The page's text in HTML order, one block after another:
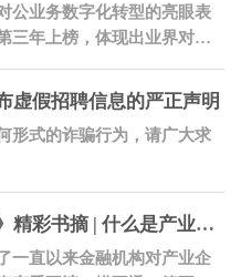
公业务数字化转型的亮眼表
三年上榜，体现出业界对公
虚假招聘信息的严正声明
形式的诈骗行为，请广大求
《产业数字金融》精彩书摘 | 什么是产业数字金融
一直以来金融机构对产业企